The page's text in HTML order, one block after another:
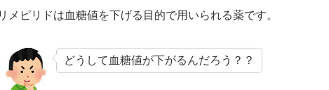
メピリドは血糖値を下げる目的で用いられる薬です。
どうして血糖値が下がるんだろう？？